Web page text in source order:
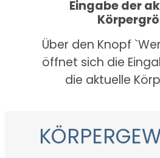
Eingabe der
Über den Knopf
öffnet sich die
die aktuelle